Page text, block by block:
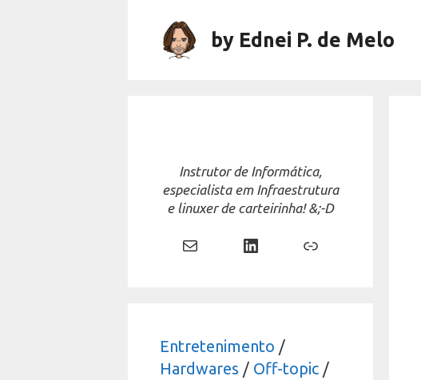
by Ednei P. de Melo
Instrutor de Informática,
especialista em Infraestrutura
e linuxer de carteirinha! &;-D
Mail LinkedIn Link
Entretenimento /
Hardwares / Off-topic /